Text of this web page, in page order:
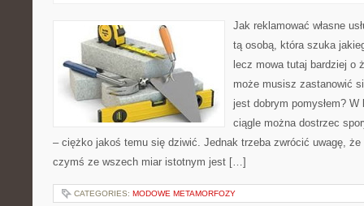
Jak reklamować własne
tą osobą, która szuka
lecz mowa tutaj bardziej o
może musisz zastanowić
jest dobrym pomysłem?
ciągle można dostrzec
– ciężko jakoś temu się dziwić. Jednak trzeba zwrócić uwagę,
czymś ze wszech miar istotnym jest […]
CATEGORIES: MODOWE METAMORFOZY